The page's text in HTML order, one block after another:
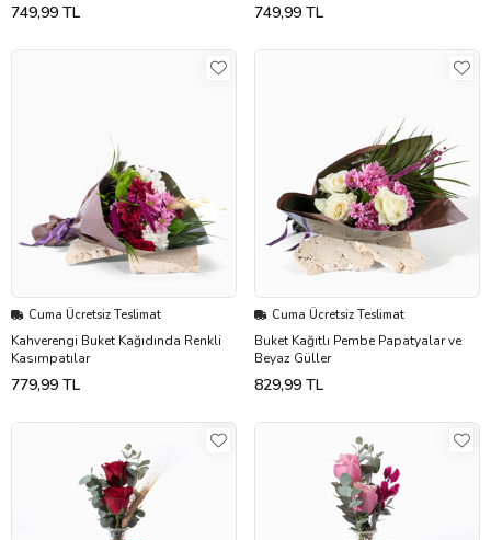
749,99 TL 749,99 TL
Cuma Ücretsiz Teslimat
Kahverengi Buket Kağıdında Renkli
Kasımpatılar
779,99 TL
Cuma Ücretsiz Teslimat
Buket Kağıtlı Pembe Papatyalar ve
Beyaz Güller
829,99 TL